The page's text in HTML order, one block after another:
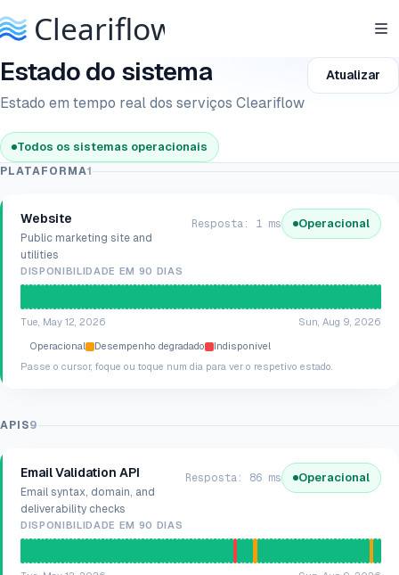
Estado do sistema
Estado em tempo real dos serviços Cleariflow
Atualizar
Todos os sistemas operacionais
PLATAFORMA1
Website
Public marketing site and
utilities
Resposta: 1 ms Operacional
DISPONIBILIDADE EM 90 DIAS
Tue, May 12, 2026 Sun, Aug 9, 2026
Operacional Desempenho degradado
Indisponível
Passe o cursor, foque ou toque num dia para ver o respetivo estado.
APIS9
Email Validation API
Email syntax, domain, and
deliverability checks
Resposta: 86 ms Operacional
DISPONIBILIDADE EM 90 DIAS